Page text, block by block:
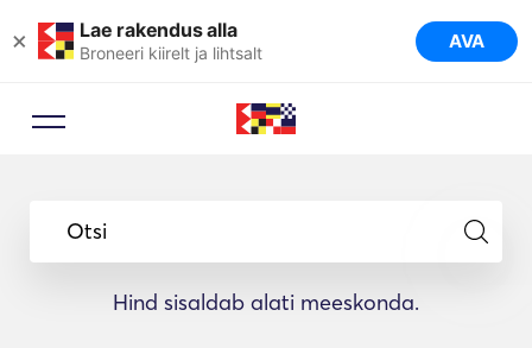
× Lae rakendus alla
Broneeri kiirelt ja lihtsalt AVA
Otsi
Hind sisaldab alati meeskonda.